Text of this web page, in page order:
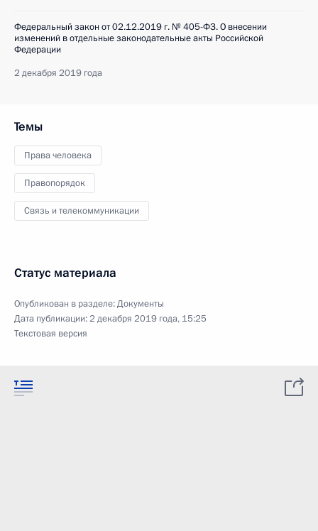
Федеральный закон от 02.12.2019 г. № 405-ФЗ. О внесении
изменений в отдельные законодательные акты Российской
Федерации
2 декабря 2019 года
Темы
Права человека
Правопорядок
Связь и телекоммуникации
Статус материала
Опубликован в разделе:Документы
Дата публикации:2 декабря 2019 года, 15:25
Текстовая версия